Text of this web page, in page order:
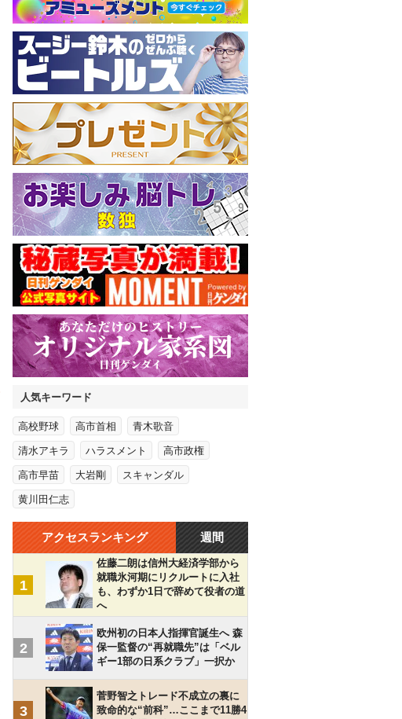
人気キーワード
高校野球 高市首相 青木歌音
清水アキラ ハラスメント 高市政権
高市早苗 大岩剛 スキャンダル
黄川田仁志
アクセスランキング 週間
1
佐藤二朗は信州大経済学部から
就職氷河期にリクルートに入社
も、わずか1日で辞めて役者の道
へ
2
欧州初の日本人指揮官誕生へ 森
保一監督の“再就職先”は「ベル
ギー1部の日系クラブ」一択か
3
菅野智之トレード不成立の裏に
致命的な“前科”…ここまで11勝4